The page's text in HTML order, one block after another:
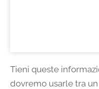
Tieni queste
dovremo usarle tra